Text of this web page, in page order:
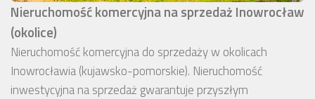
Nieruchomość komercyjna na sprzedaż Inowrocław
(okolice)
Nieruchomość komercyjna do sprzedaży w okolicach
Inowrocławia (kujawsko-pomorskie). Nieruchomość
inwestycyjna na sprzedaż gwarantuje przyszłym